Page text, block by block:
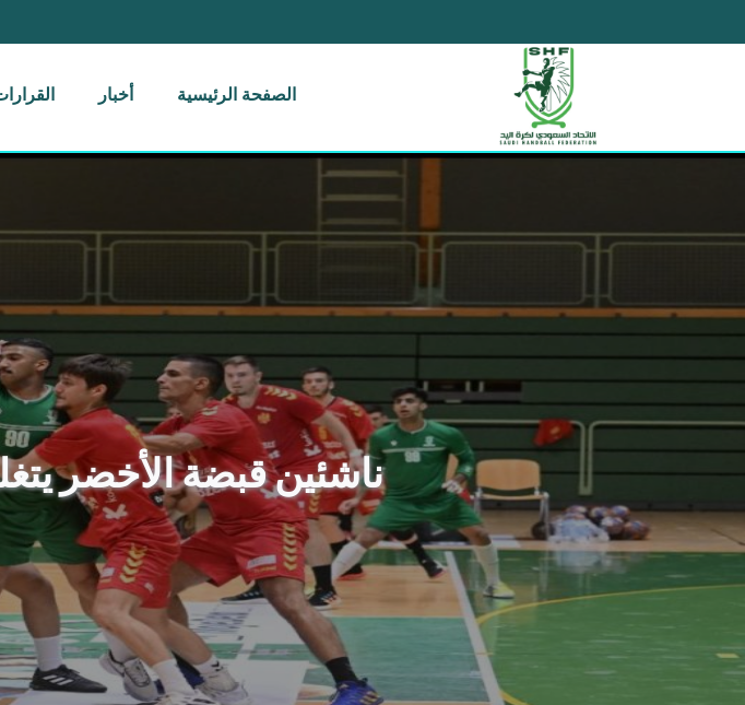
الصفحة الرئيسية أخبار
ناشئين قبضة الأخضر